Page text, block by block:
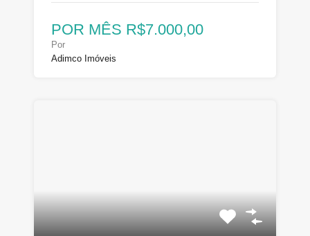
POR MÊS R$7.000,00
Por
Adimco Imóveis